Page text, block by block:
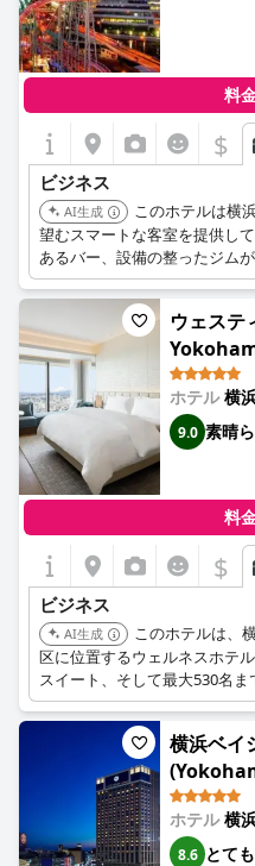
料
$
ビジネス
AI生成
このホテルは横
望むスマートな客室を提供し
あるバー、設備の整ったジム
適しています。
ウェステ
ホテル横
9.0 素晴
料
$
ビジネス
AI生成
このホテルは、
区に位置するウェルネスホテ
スイート、そして最大530名
ションスペースを備えていま
横浜ベイ
and
ホテル横
8.6 とて